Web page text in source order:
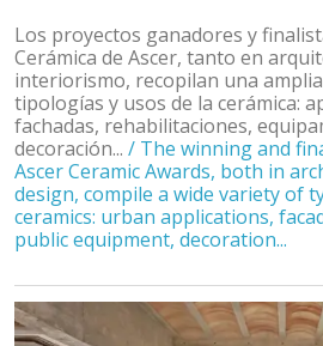
Los proyectos ganadores y
Cerámica de Ascer, tanto en
interiorismo, recopilan una
tipologías y usos de la cerámica:
fachadas, rehabilitaciones,
decoración... / The winning and
Ascer Ceramic Awards, both in
design, compile a wide variety of
ceramics: urban applications,
public equipment, decoration...